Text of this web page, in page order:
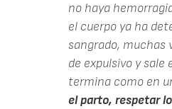
no haya
el cuerpo ya ha
sangrado, muchas
de expulsivo y sale
termina como en
el parto, respetar